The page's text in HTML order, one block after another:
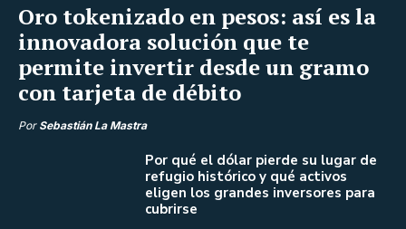
Oro tokenizado en pesos: así es la
innovadora solución que te
permite invertir desde un gramo
con tarjeta de débito
Por Sebastián La Mastra
Por qué el dólar pierde su lugar de
refugio histórico y qué activos
eligen los grandes inversores para
cubrirse